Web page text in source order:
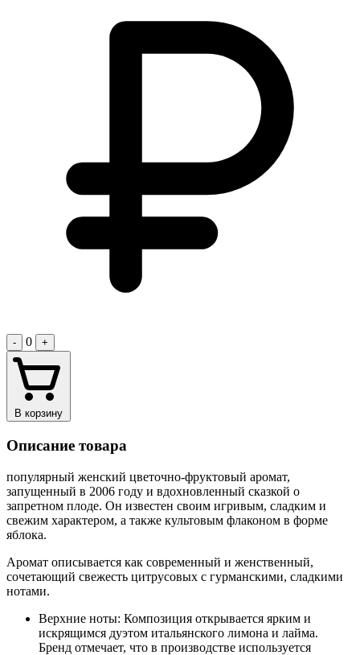
- 0 +
В корзину
Описание товара
популярный женский цветочно-фруктовый аромат,
запущенный в 2006 году и вдохновленный сказкой о
запретном плоде. Он известен своим игривым, сладким и
свежим характером, а также культовым флаконом в форме
яблока.
Аромат описывается как современный и женственный,
сочетающий свежесть цитрусовых с гурманскими, сладкими
нотами.
Верхние ноты: Композиция открывается ярким и
искрящимся дуэтом итальянского лимона и лайма.
Бренд отмечает, что в производстве используется